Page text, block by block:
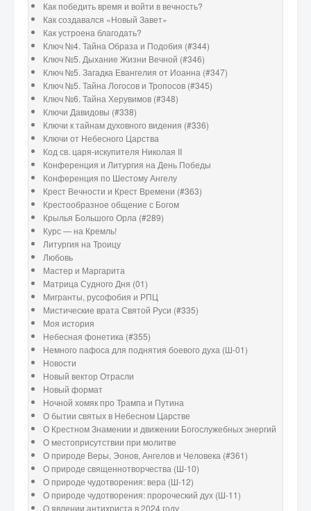
Как победить время и войти в вечность?
Как создавался «Новый Завет»
Как устроена благодать?
Ключ №4. Тайна Образа и Подобия (#344)
Ключ №5. Дыхание Жизни Вечной (#346)
Ключ №5. Загадка Евангелия от Иоанна (#347)
Ключ №5. Тайна Логосов и Тропосов (#345)
Ключ №6. Тайна Херувимов (#348)
Ключи Давидовы (#338)
Ключи к тайнам духовного видения (#336)
Ключи от Небесного Царства
Код св. царя-искупителя Николая II
Конференция и Литургия на День Победы
Конференция по Шестому Ангелу
Крест Вечности и Крест Времени (#363)
Крестообразное общение с Богом
Крылья Большого Орла (#289)
Курс — на Кремль!
Литургия на Троицу
Любовь
Мастер и Маргарита
Матрица Судного Дня (01)
Мигранты, русофобия и РПЦ
Мистические врата Святой Руси (#335)
Моя история
Небесная фонетика (#355)
Немного пафоса для поднятия боевого духа (Ш-01)
Новости
Новый вектор Отрасли
Новый формат
Ночной хомяк про Трампа и Путина
О бытии святых в Небесном Царстве
О Крестном Знамении и движении Богослужебных энергий
О местоприсутствии при молитве
О природе Веры, Эонов, Ангелов и Человека (#361)
О природе священнотворчества (Ш-10)
О природе чудотворения: вера (Ш-12)
О природе чудотворения: пророческий дух (Ш-11)
О явлении антихриста в 2024 году